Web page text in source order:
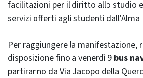
facilitazioni per il diritto allo studio
servizi offerti agli studenti dall'Alma
Per raggiungere la manifestazione,
disposizione fino a venerdì 9 bus
partiranno da Via Jacopo della